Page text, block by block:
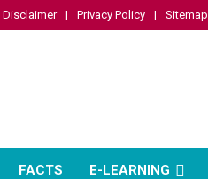
Disclaimer Privacy Policy Sitemap
FACTS E-LEARNING